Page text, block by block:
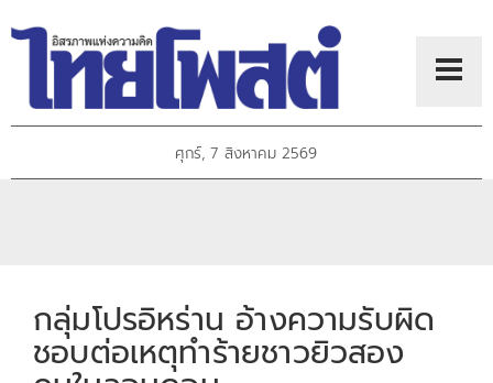
ศุกร์, 7 สิงหาคม 2569
กลุ่มโปรอิหร่าน อ้างความรับผิด
ชอบต่อเหตุทำร้ายชาวยิวสอง